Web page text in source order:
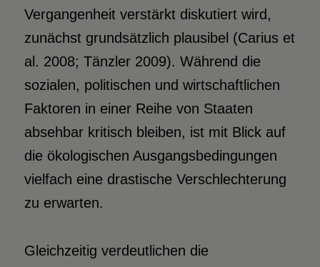
Vergangenheit verstärkt diskutiert wird,
zunächst grundsätzlich plausibel (Carius et
al. 2008; Tänzler 2009). Während die
sozialen, politischen und wirtschaftlichen
Faktoren in einer Reihe von Staaten
absehbar kritisch bleiben, ist mit Blick auf
die ökologischen Ausgangsbedingungen
vielfach eine drastische Verschlechterung
zu erwarten.
Gleichzeitig verdeutlichen die